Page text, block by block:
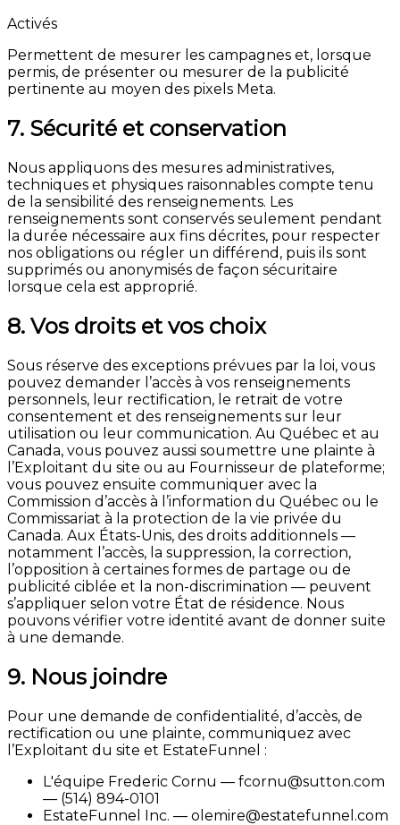
Activés
Permettent de mesurer les campagnes et, lorsque
permis, de présenter ou mesurer de la publicité
pertinente au moyen des pixels Meta.
7. Sécurité et conservation
Nous appliquons des mesures administratives,
techniques et physiques raisonnables compte tenu
de la sensibilité des renseignements. Les
renseignements sont conservés seulement pendant
la durée nécessaire aux fins décrites, pour respecter
nos obligations ou régler un différend, puis ils sont
supprimés ou anonymisés de façon sécuritaire
lorsque cela est approprié.
8. Vos droits et vos choix
Sous réserve des exceptions prévues par la loi, vous
pouvez demander l’accès à vos renseignements
personnels, leur rectification, le retrait de votre
consentement et des renseignements sur leur
utilisation ou leur communication. Au Québec et au
Canada, vous pouvez aussi soumettre une plainte à
l’Exploitant du site ou au Fournisseur de plateforme;
vous pouvez ensuite communiquer avec la
Commission d’accès à l’information du Québec ou le
Commissariat à la protection de la vie privée du
Canada. Aux États-Unis, des droits additionnels —
notamment l’accès, la suppression, la correction,
l’opposition à certaines formes de partage ou de
publicité ciblée et la non-discrimination — peuvent
s’appliquer selon votre État de résidence. Nous
pouvons vérifier votre identité avant de donner suite
à une demande.
9. Nous joindre
Pour une demande de confidentialité, d’accès, de
rectification ou une plainte, communiquez avec
l’Exploitant du site et EstateFunnel :
L'équipe Frederic Cornu — fcornu@sutton.com
— (514) 894-0101
EstateFunnel Inc. — olemire@estatefunnel.com